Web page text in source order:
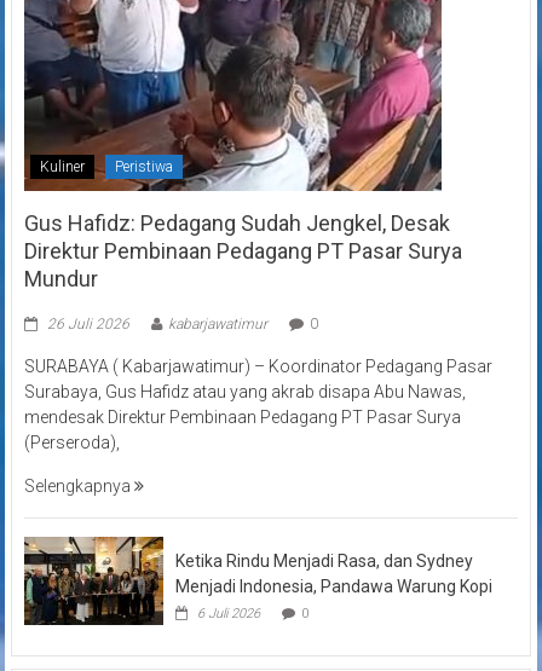
Kuliner Peristiwa
Gus Hafidz: Pedagang Sudah Jengkel, Desak
Direktur Pembinaan Pedagang PT Pasar Surya
Mundur
26 Juli 2026 kabarjawatimur 0
SURABAYA ( Kabarjawatimur) – Koordinator Pedagang Pasar
Surabaya, Gus Hafidz atau yang akrab disapa Abu Nawas,
mendesak Direktur Pembinaan Pedagang PT Pasar Surya
(Perseroda),
Selengkapnya
Ketika Rindu Menjadi Rasa, dan Sydney
Menjadi Indonesia, Pandawa Warung Kopi
6 Juli 2026 0